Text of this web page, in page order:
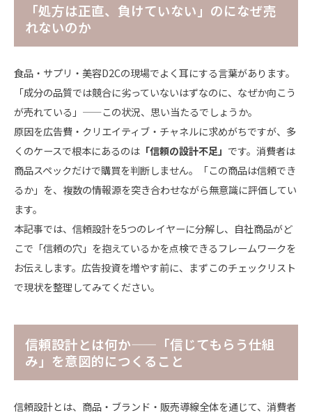
「処方は正直、負けていない」のになぜ売
れないのか
食品・サプリ・美容D2Cの現場でよく耳にする言葉があります。
「成分の品質では競合に劣っていないはずなのに、なぜか向こう
が売れている」——この状況、思い当たるでしょうか。
原因を広告費・クリエイティブ・チャネルに求めがちですが、多
くのケースで根本にあるのは 「信頼の設計不足」 です。消費者は
商品スペックだけで購買を判断しません。「この商品は信頼でき
るか」を、複数の情報源を突き合わせながら無意識に評価してい
ます。
本記事では、信頼設計を5つのレイヤーに分解し、自社商品がど
こで「信頼の穴」を抱えているかを点検できるフレームワークを
お伝えします。広告投資を増やす前に、まずこのチェックリスト
で現状を整理してみてください。
信頼設計とは何か——「信じてもらう仕組
み」を意図的につくること
信頼設計とは、商品・ブランド・販売導線全体を通じて、消費者